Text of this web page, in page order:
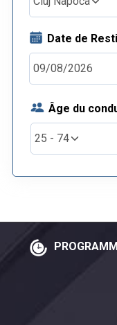
Date de
Âge du
25 - 74